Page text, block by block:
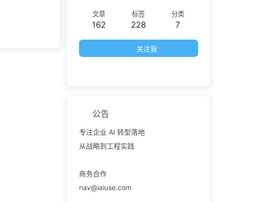
文章
162
标签
228
分类
7
关注我
公告
专注企业 AI 转型落地
从战略到工程实践
商务合作
nav@iaiuse.com